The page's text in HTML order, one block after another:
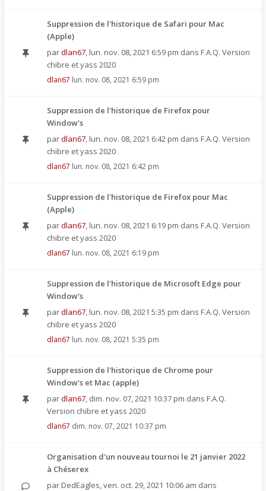
Suppression de l'historique de Safari pour Mac
(Apple)
pardlan67, lun. nov. 08, 2021 6:59 pm dans F.A.Q. Version
chibre et yass 2020
dlan67 lun. nov. 08, 2021 6:59 pm
Suppression de l'historique de Firefox pour
Window's
pardlan67, lun. nov. 08, 2021 6:42 pm dans F.A.Q. Version
chibre et yass 2020
dlan67 lun. nov. 08, 2021 6:42 pm
Suppression de l'historique de Firefox pour Mac
(Apple)
pardlan67, lun. nov. 08, 2021 6:19 pm dans F.A.Q. Version
chibre et yass 2020
dlan67 lun. nov. 08, 2021 6:19 pm
Suppression de l'historique de Microsoft Edge pour
Window's
pardlan67, lun. nov. 08, 2021 5:35 pm dans F.A.Q. Version
chibre et yass 2020
dlan67 lun. nov. 08, 2021 5:35 pm
Suppression de l'historique de Chrome pour
Window's et Mac (apple)
pardlan67, dim. nov. 07, 2021 10:37 pm dans F.A.Q.
Version chibre et yass 2020
dlan67 dim. nov. 07, 2021 10:37 pm
Organisation d'un nouveau tournoi le 21 janvier 2022
à Chéserex
par DedEagles,ven. oct. 29, 2021 10:06 am dans